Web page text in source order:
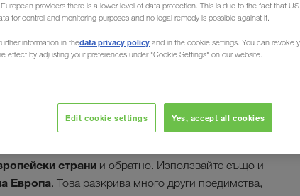
държавите от
в източната част на континента, независимо
или в Словакия. Спедицията LKW WALTER,
страни и обратно. Използвайте също и
Европа. Това разкрива много други предимства,
providers there is a lower level of data protection. This is due to the fact that
for control and monitoring purposes and no legal remedy is possible against it.
information in thedata privacy policy and in the cookie settings. You can revoke
effect by adjusting your preferences under "Cookie Settings" on our website.
Edit cookie settings Yes, accept all cookies